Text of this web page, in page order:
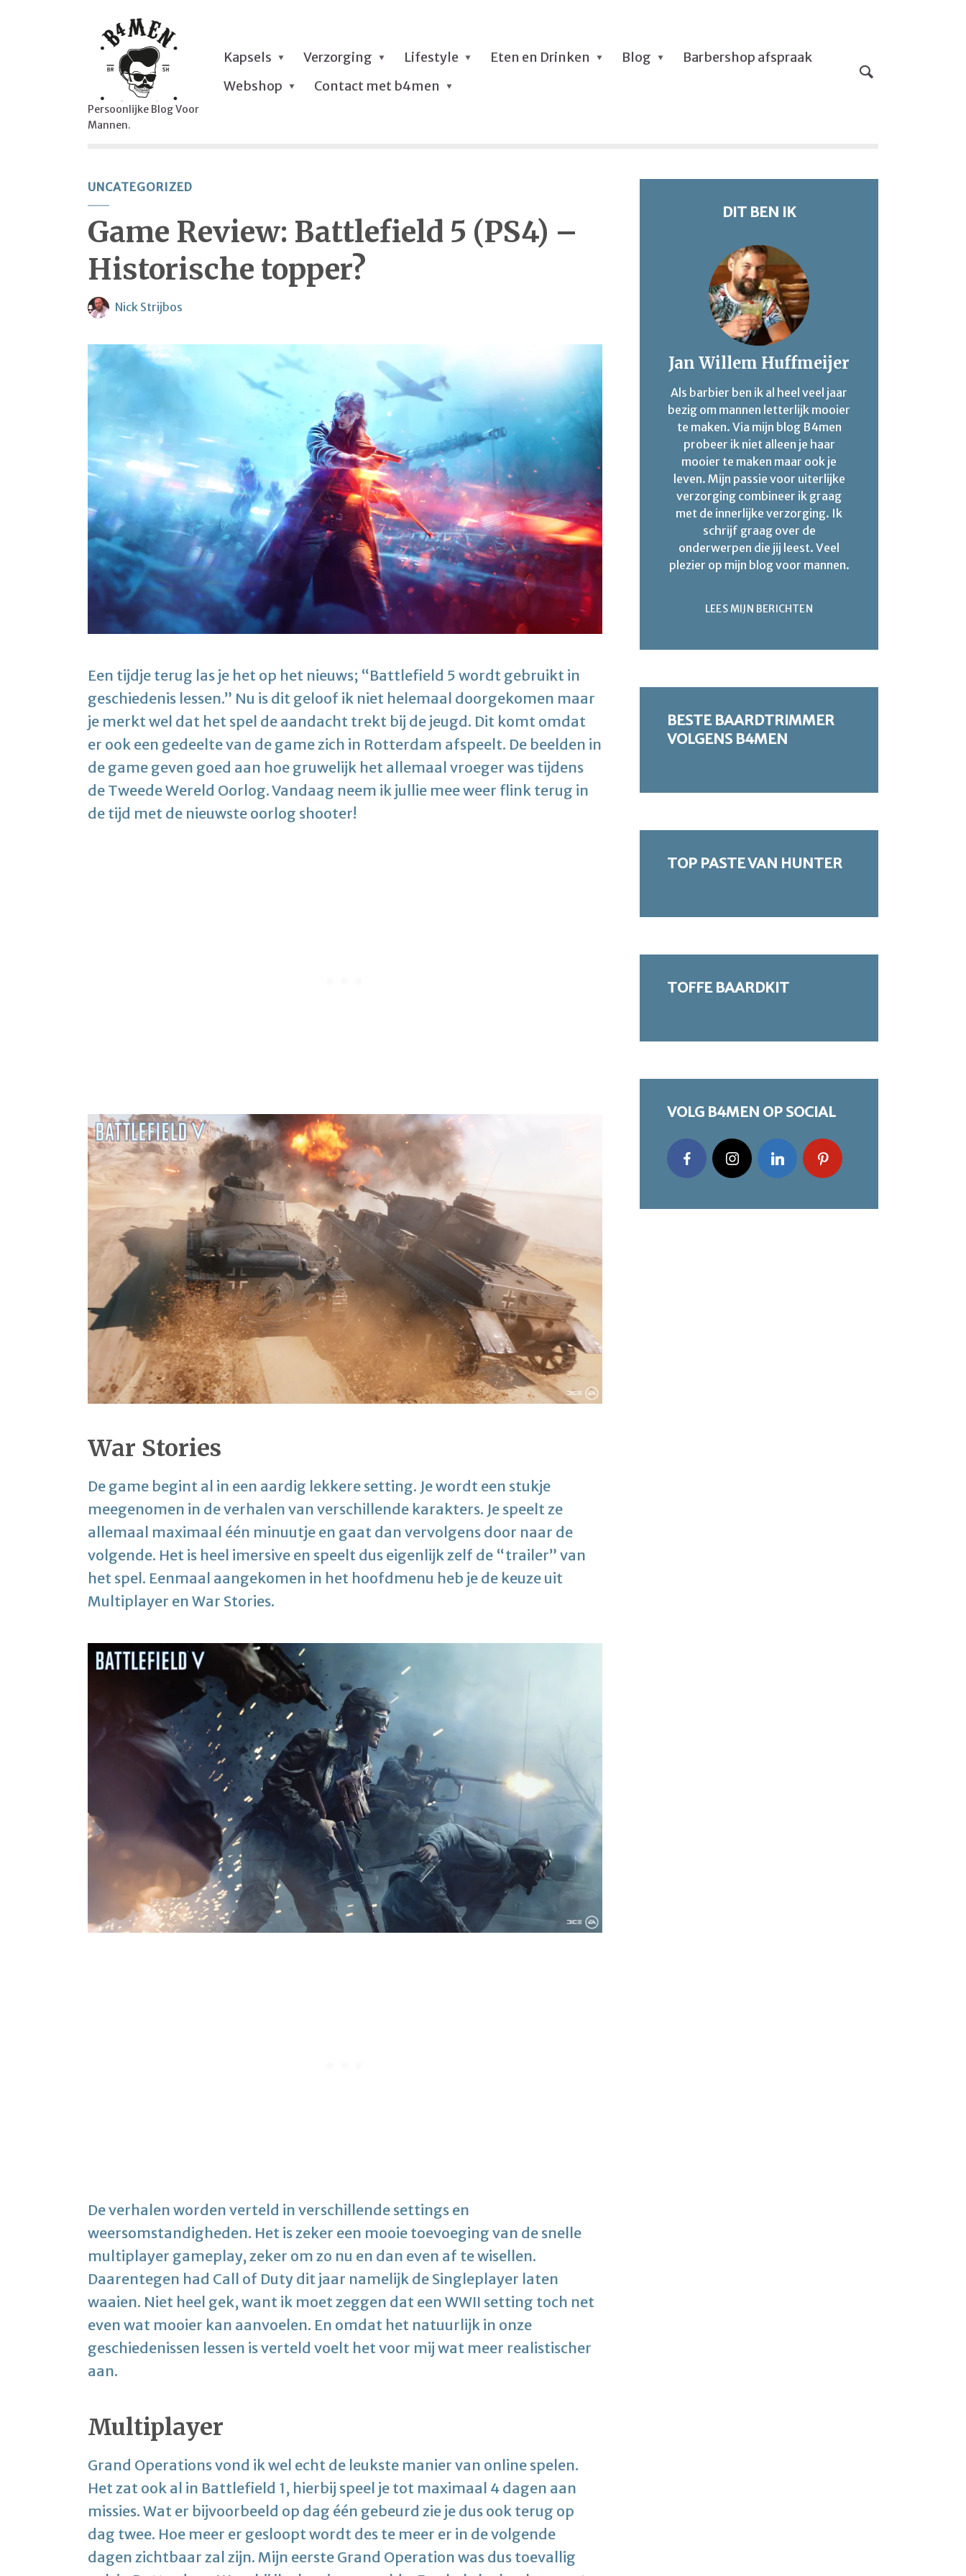
Persoonlijke Blog Voor
Mannen.
Kapsels Verzorging Lifestyle Eten en Drinken Blog
Barbershop afspraak
Webshop
Contact met b4men
UNCATEGORIZED
Game Review: Battlefield 5 (PS4) –
Historische topper?
Nick Strijbos
Een tijdje terug las je het op het nieuws; “Battlefield 5 wordt gebruikt in
geschiedenis lessen.” Nu is dit geloof ik niet helemaal doorgekomen maar
je merkt wel dat het spel de aandacht trekt bij de jeugd. Dit komt omdat
er ook een gedeelte van de game zich in Rotterdam afspeelt. De beelden in
de game geven goed aan hoe gruwelijk het allemaal vroeger was tijdens
de Tweede Wereld Oorlog. Vandaag neem ik jullie mee weer flink terug in
de tijd met de nieuwste oorlog shooter!
War Stories
De game begint al in een aardig lekkere setting. Je wordt een stukje
meegenomen in de verhalen van verschillende karakters. Je speelt ze
allemaal maximaal één minuutje en gaat dan vervolgens door naar de
volgende. Het is heel imersive en speelt dus eigenlijk zelf de “trailer” van
het spel. Eenmaal aangekomen in het hoofdmenu heb je de keuze uit
Multiplayer en War Stories.
De verhalen worden verteld in verschillende settings en
weersomstandigheden. Het is zeker een mooie toevoeging van de snelle
multiplayer gameplay, zeker om zo nu en dan even af te wisellen.
Daarentegen had Call of Duty dit jaar namelijk de Singleplayer laten
waaien. Niet heel gek, want ik moet zeggen dat een WWII setting toch net
even wat mooier kan aanvoelen. En omdat het natuurlijk in onze
geschiedenissen lessen is verteld voelt het voor mij wat meer realistischer
aan.
Multiplayer
Grand Operations vond ik wel echt de leukste manier van online spelen.
Het zat ook al in Battlefield 1, hierbij speel je tot maximaal 4 dagen aan
missies. Wat er bijvoorbeeld op dag één gebeurd zie je dus ook terug op
dag twee. Hoe meer er gesloopt wordt des te meer er in de volgende
dagen zichtbaar zal zijn. Mijn eerste Grand Operation was dus toevallig
DIT BEN IK
Jan Willem Huffmeijer
Als barbier ben ik al heel veel jaar
bezig om mannen letterlijk mooier
te maken. Via mijn blog B4men
probeer ik niet alleen je haar
mooier te maken maar ook je
leven. Mijn passie voor uiterlijke
verzorging combineer ik graag
met de innerlijke verzorging. Ik
schrijf graag over de
onderwerpen die jij leest. Veel
plezier op mijn blog voor mannen.
LEES MIJN BERICHTEN
BESTE BAARDTRIMMER
VOLGENS B4MEN
TOP PASTE VAN HUNTER
TOFFE BAARDKIT
VOLG B4MEN OP SOCIAL